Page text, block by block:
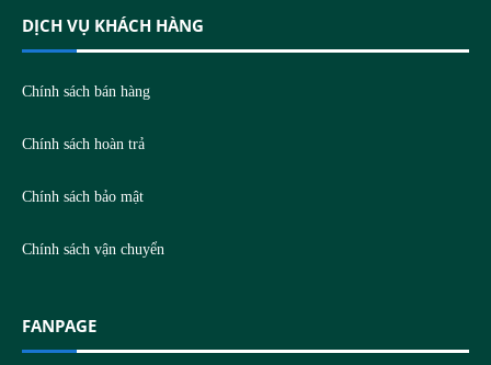
DỊCH VỤ KHÁCH HÀNG
Chính sách bán hàng
Chính sách hoàn trả
Chính sách bảo mật
Chính sách vận chuyển
FANPAGE